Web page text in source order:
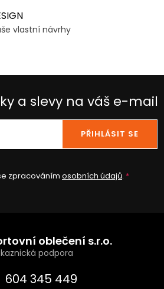
vlastní návrhy
a slevy na váš e-mail
zpracováním osobních údajů.
PŘIHLÁSIT SE
oblečení s.r.o.
604 345 449